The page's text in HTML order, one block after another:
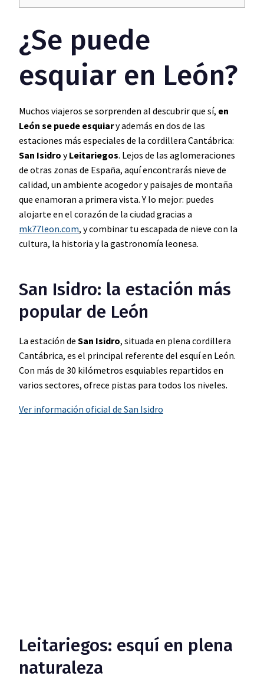
¿Se puede
esquiar en León?
Muchos viajeros se sorprenden al descubrir que sí, en
León se puede esquiary además en dos de las
estaciones más especiales de la cordillera Cantábrica:
San Isidro yLeitariegos. Lejos de las aglomeraciones
de otras zonas de España, aquí encontrarás nieve de
calidad, un ambiente acogedor y paisajes de montaña
que enamoran a primera vista. Y lo mejor: puedes
alojarte en el corazón de la ciudad gracias a
mk77leon.com, y combinar tu escapada de nieve con la
cultura, la historia y la gastronomía leonesa.
San Isidro: la estación más
popular de León
La estación de San Isidro, situada en plena cordillera
Cantábrica, es el principal referente del esquí en León.
Con más de 30 kilómetros esquiables repartidos en
varios sectores, ofrece pistas para todos los niveles.
Ver información oficial de San Isidro
Leitariegos: esquí en plena
naturaleza